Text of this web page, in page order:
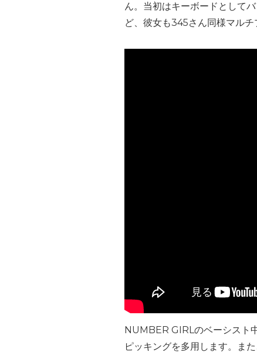
ん。当初はキーボードとして
ど、彼女も345さん同様マルチ
NUMBER GIRLのベーシスト
ピッキングを多用します。ま